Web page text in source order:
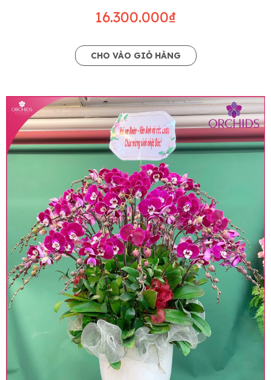
16.300.000₫
CHO VÀO GIỎ HÀNG